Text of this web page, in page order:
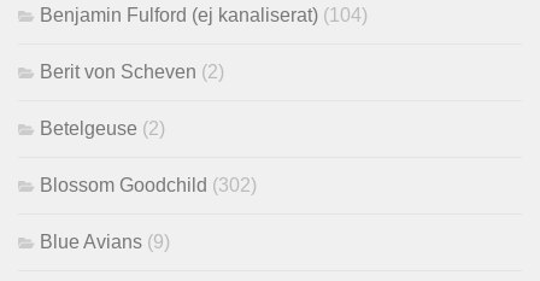
Benjamin Fulford (ej kanaliserat) (104)
Berit von Scheven (2)
Betelgeuse (2)
Blossom Goodchild (302)
Blue Avians (9)